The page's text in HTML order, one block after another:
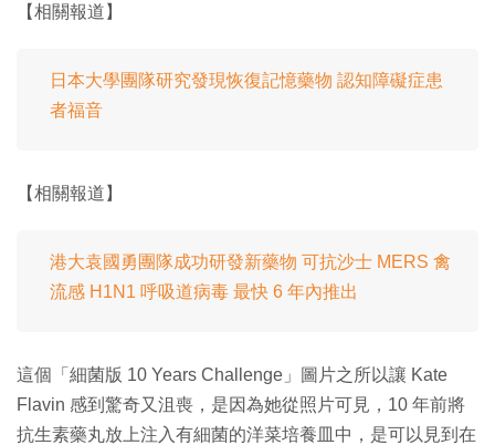
【相關報道】
日本大學團隊研究發現恢復記憶藥物 認知障礙症患
者福音
【相關報道】
港大袁國勇團隊成功研發新藥物 可抗沙士 MERS 禽
流感 H1N1 呼吸道病毒 最快 6 年內推出
這個「細菌版 10 Years Challenge」圖片之所以讓 Kate
Flavin 感到驚奇又沮喪，是因為她從照片可見，10 年前將
抗生素藥丸放上注入有細菌的洋菜培養皿中，是可以見到在